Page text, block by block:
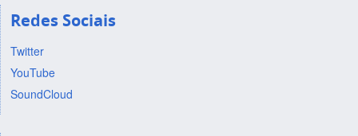
Redes Sociais
Twitter
YouTube
SoundCloud